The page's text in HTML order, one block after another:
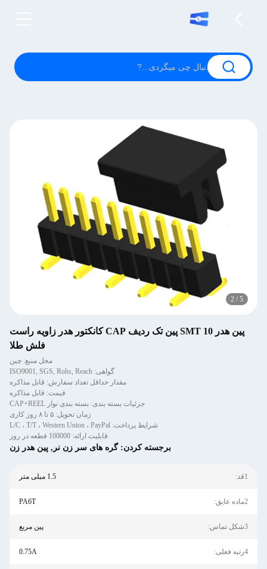
2 / 5
پین هدر SMT 10 پین تک ردیف CAP کانکتور هدر زاویه راست
فلش طلا
محل منبع: چین
گواهی: ISO9001, SGS, Rohs, Reach
مقدار حداقل تعداد سفارش: قابل مذاکره
قیمت: قابل مذاکره
جزئیات بسته بندی: بسته بندی نوار CAP+REEL
زمان تحویل: ۵ تا ۸ روز کاری
شرایط پرداخت: L/C ، T/T ، Western Union ، PayPal
قابلیت ارائه: 100000 قطعه در روز
برجسته کردن:گره های سر زن نر , پین هدر زن
1قد: 1.5 میلی متر
2ماده عایق: PA6T
3شکل تماس: پین مربع
4رتبه فعلی: 0.75A